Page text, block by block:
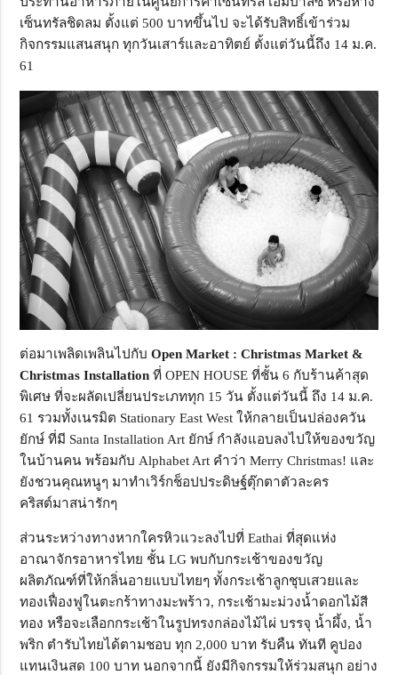
เซ็นทรัลชิดลม ตั้งแต่ 500 บาทขึ้นไป จะได้รับสิทธิ์เข้าร่วม
กิจกรรมแสนสนุก ทุกวันเสาร์และอาทิตย์ ตั้งแต่วันนี้ถึง 14 ม.ค.
61
ต่อมาเพลิดเพลินไปกับOpen Market : Christmas Market &
Christmas Installation ที่ OPEN HOUSE ที่ชั้น 6 กับร้านค้าสุด
พิเศษ ที่จะผลัดเปลี่ยนประเภททุก 15 วัน ตั้งแต่วันนี้ ถึง 14 ม.ค.
61 รวมทั้งเนรมิต Stationary East West ให้กลายเป็นปล่องควัน
ยักษ์ ที่มี Santa Installation Art ยักษ์ กำลังแอบลงไปให้ของขวัญ
ในบ้านคน พร้อมกับ Alphabet Art คำว่า Merry Christmas! และ
ยังชวนคุณหนูๆ มาทำเวิร์กช็อปประดิษฐ์ตุ๊กตาตัวละคร
คริสต์มาสน่ารักๆ
ส่วนระหว่างทางหากใครหิวแวะลงไปที่ Eathai ที่สุดแห่ง
อาณาจักรอาหารไทย ชั้น LG พบกับกระเช้าของขวัญ
ผลิตภัณฑ์ที่ให้กลิ่นอายแบบไทยๆ ทั้งกระเช้าลูกชุบเสวยและ
ทองเฟื่องฟูในตะกร้าทางมะพร้าว, กระเช้ามะม่วงน้ำดอกไม้สี
ทอง หรือจะเลือกกระเช้าในรูปทรงกล่องไม้ไผ่ บรรจุ น้ำผึ้ง, น้ำ
พริก ตำรับไทยได้ตามชอบ ทุก 2,000 บาท รับคืน ทันที คูปอง
แทนเงินสด 100 บาท นอกจากนี้ ยังมีกิจกรรมให้ร่วมสนุก อย่าง